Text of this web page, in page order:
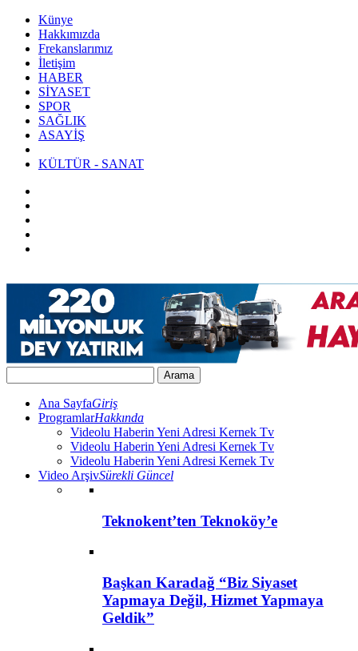
Künye
Hakkımızda
Frekanslarımız
İletişim
HABER
SİYASET
SPOR
SAĞLIK
ASAYİŞ
KÜLTÜR - SANAT
Ana SayfaGiriş
ProgramlarHakkında
Videolu Haberin Yeni Adresi Kernek Tv
Videolu Haberin Yeni Adresi Kernek Tv
Videolu Haberin Yeni Adresi Kernek Tv
Video ArşivSürekli Güncel
Teknokent’ten Teknoköy’e
Başkan Karadağ “Biz Siyaset
Yapmaya Değil, Hizmet Yapmaya
Geldik”